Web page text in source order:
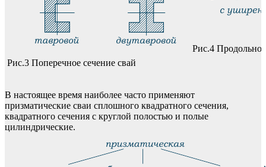
Рис.3 Поперечное сечение свай
Рис.4
В настоящее время наиболее часто применяют
призматические сваи сплошного квадратного сечения,
квадратного сечения с круглой полостью и полые
цилиндрические.